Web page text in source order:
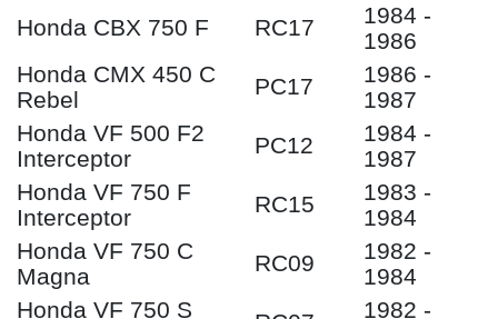
Honda CBX 750 F
RC17
1984 -
1986
Honda CMX 450 C
Rebel
PC17
1986 -
1987
Honda VF 500 F2
Interceptor
PC12
1984 -
1987
Honda VF 750 F
Interceptor
RC15
1983 -
1984
Honda VF 750 C
Magna
RC09
1982 -
1984
Honda VF 750 S
1982 -